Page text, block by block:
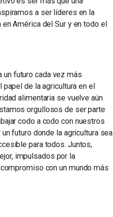
a ser líderes en la
América del Sur y en todo el
un futuro cada vez más
de la agricultura en el
alimentaria se vuelve aún
orgullosos de ser parte
codo a codo con nuestros
futuro donde la agricultura sea
para todos. Juntos,
impulsados por la
con un mundo más